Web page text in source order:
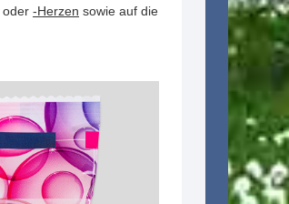
oder -Herzen sowie auf die